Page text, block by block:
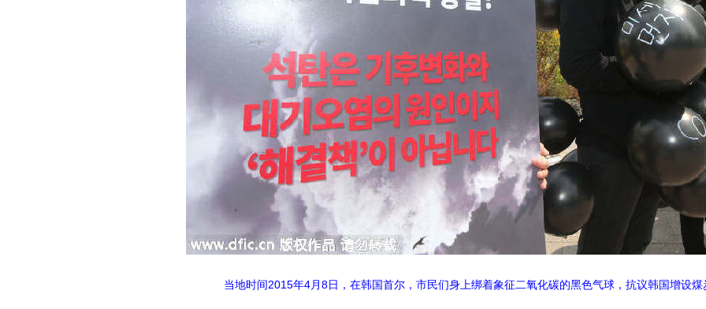
当地时间2015年4月8日，在韩国首尔，市民们身上绑着象征二氧化碳的黑色气球，抗议韩国增设煤